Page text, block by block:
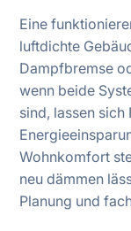
Eine
luftdichte
Dampfbremse
wenn beide
sind, lassen
Wohnkomfort
neu dämmen
Planung und